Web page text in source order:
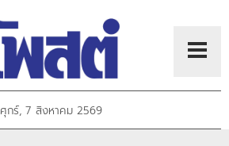
ศุกร์, 7 สิงหาคม 2569